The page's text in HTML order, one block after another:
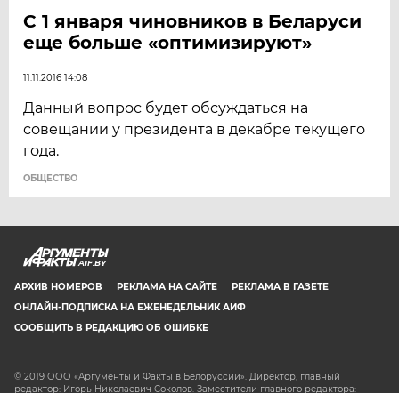
С 1 января чиновников в Беларуси
еще больше «оптимизируют»
11.11.2016 14:08
Данный вопрос будет обсуждаться на
совещании у президента в декабре текущего
года.
ОБЩЕСТВО
AIF.BY
АРХИВ НОМЕРОВ РЕКЛАМА НА САЙТЕ
РЕКЛАМА В ГАЗЕТЕ
ОНЛАЙН-ПОДПИСКА НА ЕЖЕНЕДЕЛЬНИК АИФ
СООБЩИТЬ В РЕДАКЦИЮ ОБ ОШИБКЕ
© 2019 ООО «Аргументы и Факты в Белоруссии». Директор, главный
редактор: Игорь Николаевич Соколов. Заместители главного редактора: